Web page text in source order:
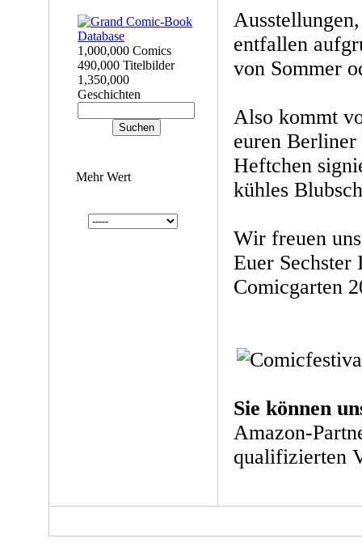
1,000,000 Comics
490,000 Titelbilder
1,350,000
Geschichten
Mehr Wert
entfallen
von Sommer
Also kommt
euren
Heftchen
kühles
Wir freuen
Euer
Comicgarten
Sie können
Amazon-
qualifizierten